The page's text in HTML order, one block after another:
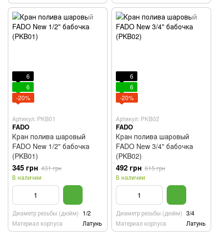
6
6
-20%
Артикул: PKB01
FADO
Кран полива шаровый
FADO New 1/2" бабочка
(PKB01)
345 грн 431 грн
В наличии
Диаметр резьбы (дюйм) 1/2
Материал корпуса
Латунь
6
6
-20%
Артикул: PKB02
FADO
Кран полива шаровый
FADO New 3/4" бабочка
(PKB02)
492 грн 615 грн
В наличии
Диаметр резьбы (дюйм) 3/4
Материал корпуса
Латунь